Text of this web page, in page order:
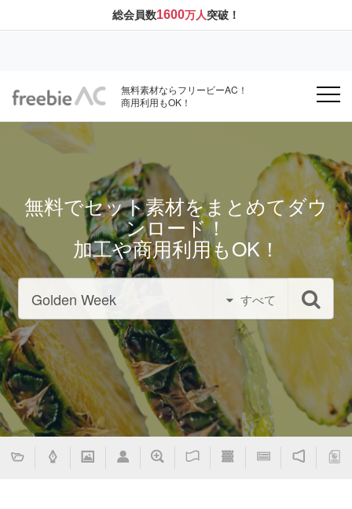
総会員数1600万人突破！
無料素材ならフリービーAC！
商用利用もOK！
無料でセット素材をまとめてダウ
ンロード！
加工や商用利用もOK！
すべて